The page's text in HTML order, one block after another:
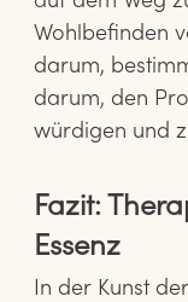
Wohlbefinden
darum,
darum, den
würdigen und
Fazit:
Essenz
In der Kunst